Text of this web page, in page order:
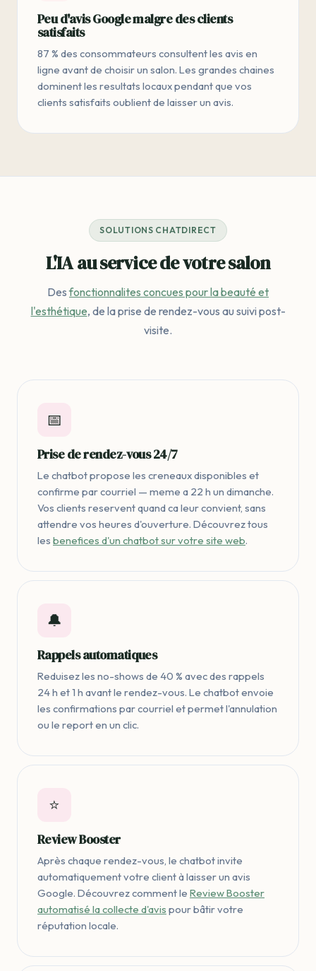
Peu d'avis Google malgre des clients
satisfaits
87 % des consommateurs consultent les avis en
ligne avant de choisir un salon. Les grandes chaines
dominent les resultats locaux pendant que vos
clients satisfaits oublient de laisser un avis.
SOLUTIONS CHATDIRECT
L'IA au service de votre salon
Desfonctionnalites concues pour la beauté et
l'esthétique, de la prise de rendez-vous au suivi post-
visite.
📅
Prise de rendez-vous 24/7
Le chatbot propose les creneaux disponibles et
confirme par courriel — meme a 22 h un dimanche.
Vos clients reservent quand ca leur convient, sans
attendre vos heures d'ouverture. Découvrez tous
les benefices d'un chatbot sur votre site web.
🔔
Rappels automatiques
Reduisez les no-shows de 40 % avec des rappels
24 h et 1 h avant le rendez-vous. Le chatbot envoie
les confirmations par courriel et permet l'annulation
ou le report en un clic.
⭐
Review Booster
Après chaque rendez-vous, le chatbot invite
automatiquement votre client à laisser un avis
Google. Découvrez comment le Review Booster
automatisé la collecte d'avis pour bâtir votre
réputation locale.